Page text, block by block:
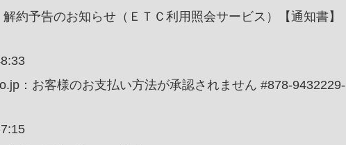
約予告のお知らせ（ＥＴＣ利用照会サービス）【通知書】
：お客様のお支払い方法が承認されません #878-9432229-